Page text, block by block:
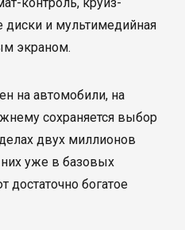
диски и мультимедийная
экраном.
на автомобили, на
сохраняется выбор
двух миллионов
уже в базовых
достаточно богатое